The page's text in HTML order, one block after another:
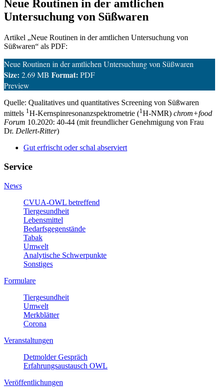
Neue Routinen in der amtlichen
Untersuchung von Süßwaren
Artikel „Neue Routinen in der amtlichen Untersuchung von
Süßwaren“ als PDF:
Neue Routinen in der amtlichen Untersuchung von Süßwaren
Size: 2.69 MB Format: PDF
Preview
Quelle: Qualitatives und quantitatives Screening von Süßwaren
mittels 1 H-Kernspinresonanzspektrometrie (1 H-NMR) chrom+food
Forum 10.2020: 40-44 (mit freundlicher Genehmigung von Frau
Dr. Dellert-Ritter)
Gut erfrischt oder schal abserviert
Service
News
CVUA-OWL betreffend
Tiergesundheit
Lebensmittel
Bedarfsgegenstände
Tabak
Umwelt
Analytische Schwerpunkte
Sonstiges
Formulare
Tiergesundheit
Umwelt
Merkblätter
Corona
Veranstaltungen
Detmolder Gespräch
Erfahrungsaustausch OWL
Veröffentlichungen